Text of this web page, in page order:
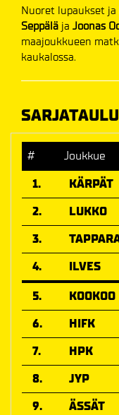
Nuoret lupaukset ja
Seppälä ja Joonas
maajoukkueen
kaukalossa.
# Joukkue
1.
KÄRPÄT
2.
LUKKO
3.
4.
ILVES
5.
KOOKOO
6.
HIFK
7.
HPK
8.
JYP
9.
ÄSSÄT